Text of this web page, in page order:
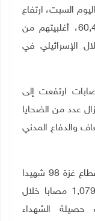
اليوم السبت، ارتفاع
حصيلة الشهداء في قطاع غزة إلى 60,430، أغلبيتهم من
الإسرائيلي في
ارتفعت إلى
يزال عدد من الضحايا
والدفاع المدني
وأشارت إلى أنه وصل إلى مستشفيات قطاع غزة 98 شهيدا
(15 شهيدا منهم انتُشلت جثامينهم)، و1,079 مصابا خلال
بلغت حصيلة الشهداء